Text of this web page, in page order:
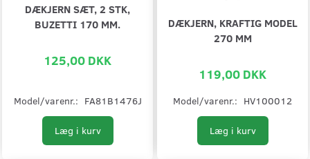
DÆKJERN SÆT, 2 STK,
BUZETTI 170 MM.
125,00 DKK
Model/varenr.: FA81B1476J
Læg i kurv
DÆKJERN, KRAFTIG MODEL
270 MM
119,00 DKK
Model/varenr.: HV100012
Læg i kurv